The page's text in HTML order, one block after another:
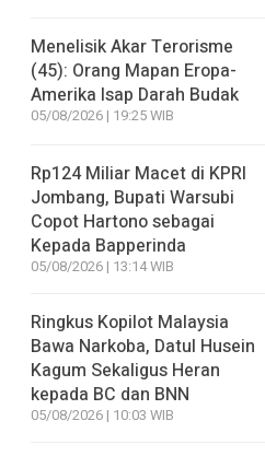
Menelisik Akar Terorisme
(45): Orang Mapan Eropa-
Amerika Isap Darah Budak
05/08/2026 | 19:25 WIB
Rp124 Miliar Macet di KPRI
Jombang, Bupati Warsubi
Copot Hartono sebagai
Kepada Bapperinda
05/08/2026 | 13:14 WIB
Ringkus Kopilot Malaysia
Bawa Narkoba, Datul Husein
Kagum Sekaligus Heran
kepada BC dan BNN
05/08/2026 | 10:03 WIB